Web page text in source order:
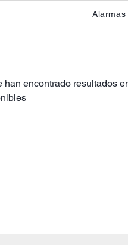
Alarmas
han encontrado resultados